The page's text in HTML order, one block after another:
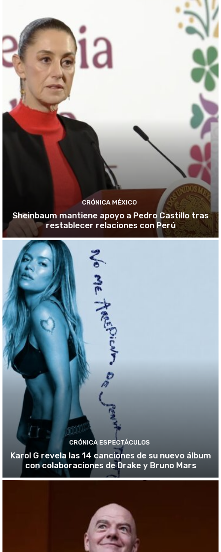
CRÓNICA MÉXICO
Sheinbaum mantiene apoyo a Pedro Castillo tras
restablecer relaciones con Perú
CRÓNICA ESPECTÁCULOS
Karol G revela las 14 canciones de su nuevo álbum
con colaboraciones de Drake y Bruno Mars